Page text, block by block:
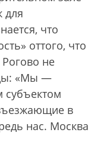
для
что
оттого, что
не
«Мы —
субъектом
в
нас. Москва